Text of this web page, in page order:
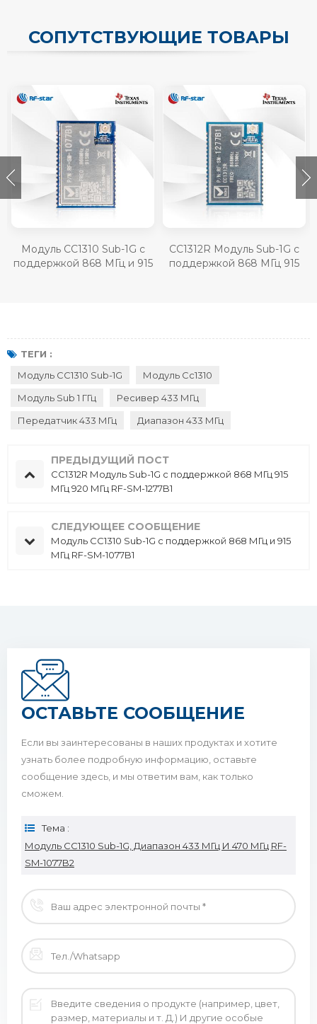
СОПУТСТВУЮЩИЕ ТОВАРЫ
Модуль CC1310 Sub-1G с
поддержкой 868 МГц и 915
CC1312R Модуль Sub-1G с
поддержкой 868 МГц 915
ТЕГИ :
Модуль CC1310 Sub-1G
Модуль Cc1310
Модуль Sub 1 ГГц
Ресивер 433 МГц
Передатчик 433 МГц
Диапазон 433 МГц
ПРЕДЫДУЩИЙ ПОСТ
CC1312R Модуль Sub-1G с поддержкой 868 МГц 915
МГц 920 МГц RF-SM-1277B1
СЛЕДУЮЩЕЕ СООБЩЕНИЕ
Модуль CC1310 Sub-1G с поддержкой 868 МГц и 915
МГц RF-SM-1077B1
ОСТАВЬТЕ СООБЩЕНИЕ
Если вы заинтересованы в наших продуктах и ​​хотите
узнать более подробную информацию, оставьте
сообщение здесь, и мы ответим вам, как только
сможем.
Тема :
Модуль CC1310 Sub-1G, Диапазон 433 МГц И 470 МГц RF-
SM-1077B2